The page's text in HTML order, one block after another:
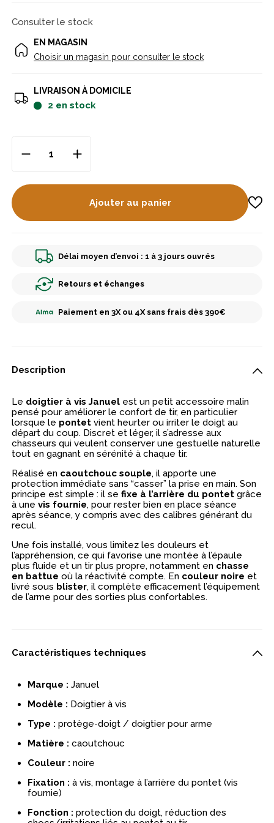
Consulter le stock
EN MAGASIN
Choisir un magasin pour consulter le stock
LIVRAISON À DOMICILE
2 en stock
Ajouter au panier
Délai moyen d’envoi : 1 à 3 jours ouvrés
Retours et échanges
Paiement en 3X ou 4X sans frais dès 390€
Description
Le doigtier à vis Januel est un petit accessoire malin
pensé pour améliorer le confort de tir, en particulier
lorsque le pontet vient heurter ou irriter le doigt au
départ du coup. Discret et léger, il s’adresse aux
chasseurs qui veulent conserver une gestuelle naturelle
tout en gagnant en sérénité à chaque tir.
Réalisé en caoutchouc souple, il apporte une
protection immédiate sans “casser” la prise en main. Son
principe est simple : il sefixe à l’arrière du pontet grâce
à unevis fournie, pour rester bien en place séance
après séance, y compris avec des calibres générant du
recul.
Une fois installé, vous limitez les douleurs et
l’appréhension, ce qui favorise une montée à l’épaule
plus fluide et un tir plus propre, notamment en chasse
en battue où la réactivité compte. En couleur noire et
livré sous blister, il complète efficacement l’équipement
de l’arme pour des sorties plus confortables.
Caractéristiques techniques
Marque : Januel
Modèle : Doigtier à vis
Type : protège-doigt / doigtier pour arme
Matière : caoutchouc
Couleur : noire
Fixation : à vis, montage à l’arrière du pontet (vis
fournie)
Fonction : protection du doigt, réduction des